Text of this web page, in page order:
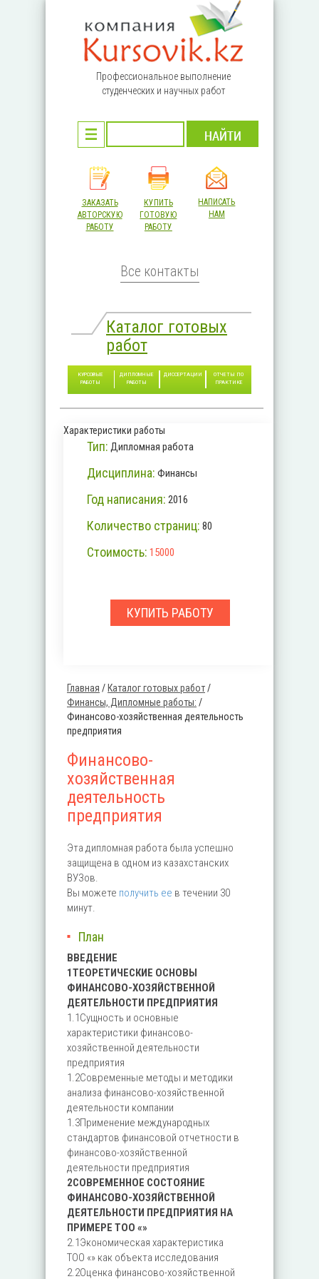
Профессиональное выполнение
студенческих и научных работ
ЗАКАЗАТЬ
АВТОРСКУЮ
РАБОТУ
КУПИТЬ
ГОТОВУЮ
РАБОТУ
НАПИСАТЬ
НАМ
Все контакты
Каталог готовых
работ
КУРСОВЫЕ
РАБОТЫ
ДИПЛОМНЫЕ
РАБОТЫ
ДИССЕРТАЦИИ
ОТЧЕТЫ ПО
ПРАКТИКЕ
Вы здесь
Главная / Каталог готовых работ/
Финансы, Дипломные работы: /
Финансово-хозяйственная деятельность
предприятия
Финансово-
хозяйственная
деятельность
предприятия
Эта дипломная работа была успешно
защищена в одном из казахстанских
ВУЗов.
Вы можете получить ее в течении 30
минут.
План
ВВЕДЕНИЕ
1ТЕОРЕТИЧЕСКИЕ ОСНОВЫ
ФИНАНСОВО-ХОЗЯЙСТВЕННОЙ
ДЕЯТЕЛЬНОСТИ ПРЕДПРИЯТИЯ
1.1Сущность и основные
характеристики финансово-
хозяйственной деятельности
предприятия
1.2Современные методы и методики
анализа финансово-хозяйственной
деятельности компании
1.3Применение международных
стандартов финансовой отчетности в
финансово-хозяйственной
деятельности предприятия
2СОВРЕМЕННОЕ СОСТОЯНИЕ
ФИНАНСОВО-ХОЗЯЙСТВЕННОЙ
ДЕЯТЕЛЬНОСТИ ПРЕДПРИЯТИЯ НА
ПРИМЕРЕ ТОО «»
2.1Экономическая характеристика
ТОО «» как объекта исследования
2.2Оценка финансово-хозяйственной
Характеристики работы
Тип: Дипломная работа
Дисциплина: Финансы
Год написания: 2016
Количество страниц: 80
Стоимость: 15000
КУПИТЬ РАБОТУ